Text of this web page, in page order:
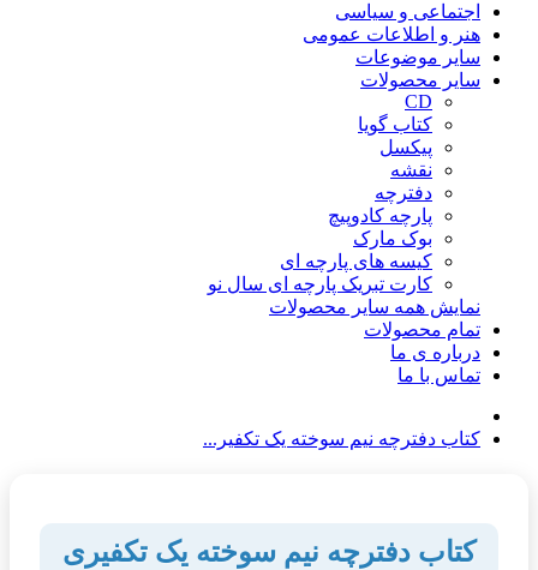
اجتماعی و سیاسی
هنر و اطلاعات عمومی
سایر موضوعات
سایر محصولات
CD
کتاب گویا
پیکسل
نقشه
دفترچه
پارچه کادوپیچ
بوک مارک
کیسه های پارچه ای
کارت تبریک پارچه ای سال نو
نمایش همه سایر محصولات
تمام محصولات
درباره ی ما
تماس با ما
کتاب دفترچه نیم سوخته یک تکفیر...
کتاب دفترچه نیم سوخته یک تکفیری